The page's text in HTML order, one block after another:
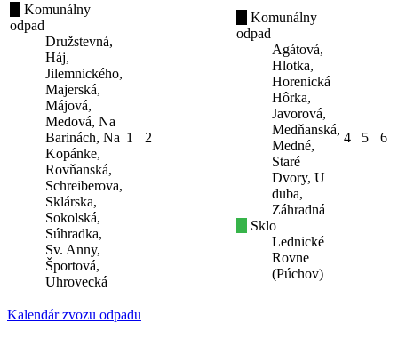
Komunálny
odpad
Družstevná,
Háj,
Jilemnického,
Majerská,
Májová,
Medová, Na
Barinách, Na
Kopánke,
Rovňanská,
Schreiberova,
Sklárska,
Sokolská,
Súhradka,
Sv. Anny,
Športová,
Uhrovecká
1 2
Komunálny
odpad
Agátová,
Hlotka,
Horenická
Hôrka,
Javorová,
Medňanská,
Medné,
Staré
Dvory, U
duba,
Záhradná
Sklo
Lednické
Rovne
(Púchov)
4 5 6
Kalendár zvozu odpadu